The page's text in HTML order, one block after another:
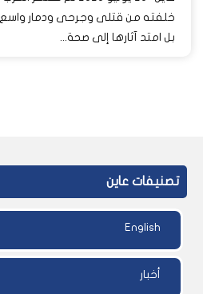
خلفته من قتلى وجرحى ودمار واسع
بل امتد آثارها إلى صحة...
تصنيفات عاين
English
أخبار